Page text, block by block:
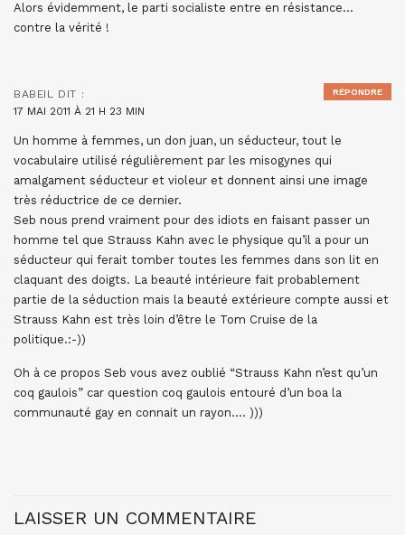
Alors évidemment, le parti socialiste entre en résistance…
contre la vérité !
BABEIL DIT :
17 MAI 2011 À 21 H 23 MIN
Un homme à femmes, un don juan, un séducteur, tout le
vocabulaire utilisé régulièrement par les misogynes qui
amalgament séducteur et violeur et donnent ainsi une image
très réductrice de ce dernier.
Seb nous prend vraiment pour des idiots en faisant passer un
homme tel que Strauss Kahn avec le physique qu’il a pour un
séducteur qui ferait tomber toutes les femmes dans son lit en
claquant des doigts. La beauté intérieure fait probablement
partie de la séduction mais la beauté extérieure compte aussi et
Strauss Kahn est très loin d’être le Tom Cruise de la
politique.:-))
Oh à ce propos Seb vous avez oublié “Strauss Kahn n’est qu’un
coq gaulois” car question coq gaulois entouré d’un boa la
communauté gay en connait un rayon…. )))
RÉPONDRE
LAISSER UN COMMENTAIRE